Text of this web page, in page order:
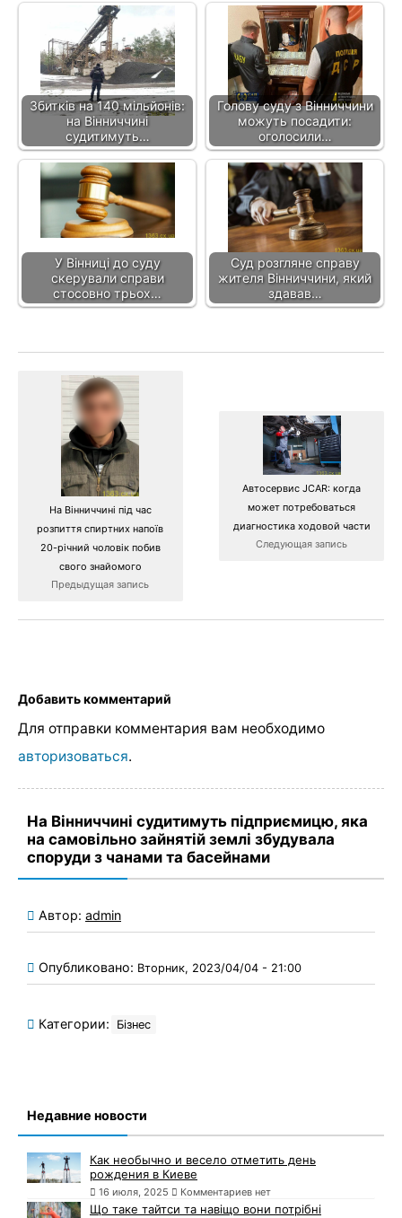
Збитків на 140 мільйонів:
на Вінниччині
судитимуть…
Голову суду з Вінниччини
можуть посадити:
оголосили…
У Вінниці до суду
скерували справи
стосовно трьох…
Суд розгляне справу
жителя Вінниччини, який
здавав…
На Вінниччині під час
розпиття спиртних напоїв
20-річний чоловік побив
свого знайомого
Предыдущая запись
Автосервис JCAR: когда
может потребоваться
диагностика ходовой части
Следующая запись
Добавить комментарий
Для отправки комментария вам необходимо
авторизоваться.
На Вінниччині судитимуть підприємицю, яка
на самовільно зайнятій землі збудувала
споруди з чанами та басейнами
Автор: admin
Опубликовано: Вторник, 2023/04/04 - 21:00
Категории: Бізнес
Недавние новости
Как необычно и весело отметить день
рождения в Киеве
16 июля, 2025 Комментариев нет
Що таке тайтси та навіщо вони потрібні